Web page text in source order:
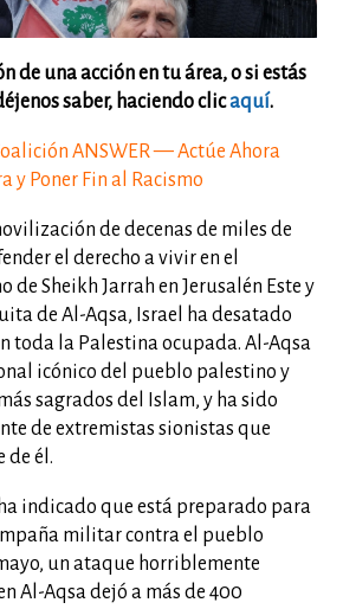
de una acción en tu área, o si estás
saber, haciendo clicaquí.
ANSWER — Actúe Ahora
y Poner Fin al Racismo
de decenas de miles de
el derecho a vivir en el
de Sheikh Jarrah en Jerusalén Este y
de Al-Aqsa, Israel ha desatado
toda la Palestina ocupada. Al-Aqsa
icónico del pueblo palestino y
sagrados del Islam, y ha sido
de extremistas sionistas que
de él.
indicado que está preparado para
militar contra el pueblo
un ataque horriblemente
Al-Aqsa dejó a más de 400